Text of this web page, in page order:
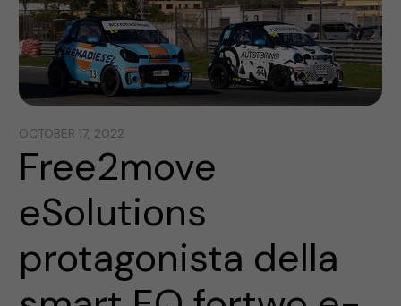
OCTOBER 17, 2022
Free2move
eSolutions
protagonista della